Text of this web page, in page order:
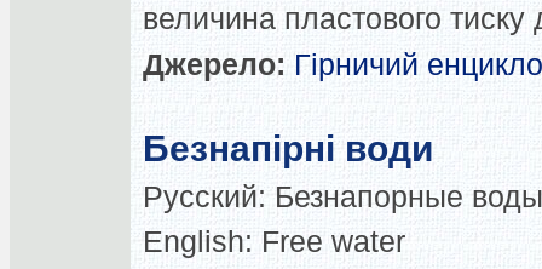
величина пластового
Джерело: Гірничий
Безнапірні води
Русский: Безнапорные воды
English: Free water